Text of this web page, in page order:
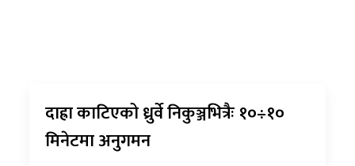
दाह्रा काटिएको ध्रुर्वे निकुञ्जभित्रैः १०÷१०
मिनेटमा अनुगमन